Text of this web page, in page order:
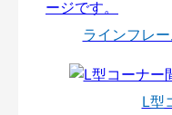
ラインフレ
L型